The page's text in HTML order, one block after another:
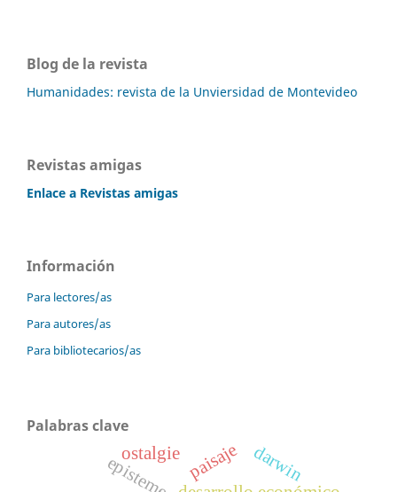
Blog de la revista
Humanidades: revista de la Unviersidad de Montevideo
Revistas amigas
Enlace a Revistas amigas
Información
Para lectores/as
Para autores/as
Para bibliotecarios/as
Palabras clave
episteme darwin
paisaje
ostalgie